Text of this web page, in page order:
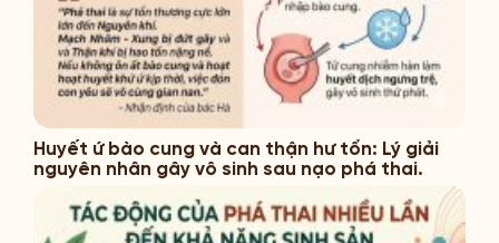
Huyết ứ bào cung và can thận hư tổn: Lý giải
nguyên nhân gây vô sinh sau nạo phá thai.